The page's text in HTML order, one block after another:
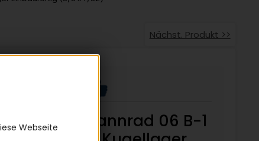
Nächst. Produkt >>
Kettenspannrad 06 B-1
Webseite